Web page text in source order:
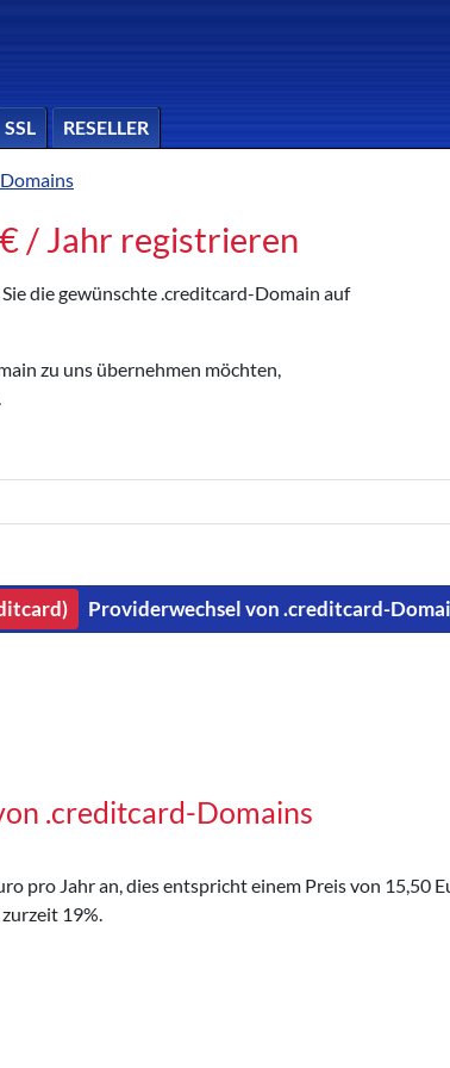
SSL RESELLER
/ Jahr registrieren
die gewünschte .creditcard-Domain auf
zu uns übernehmen möchten,
Providerwechsel von .creditcard-
.creditcard-Domains
pro Jahr an, dies entspricht einem Preis von 15,50
19%.